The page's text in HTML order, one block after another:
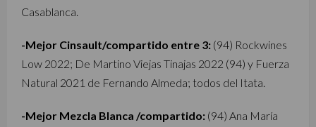
Casablanca.
-Mejor Cinsault/compartido entre 3: (94) Rockwines
Low 2022; De Martino Viejas Tinajas 2022 (94) y Fuerza
Natural 2021 de Fernando Almeda; todos del Itata.
-Mejor Mezcla Blanca /compartido: (94) Ana María